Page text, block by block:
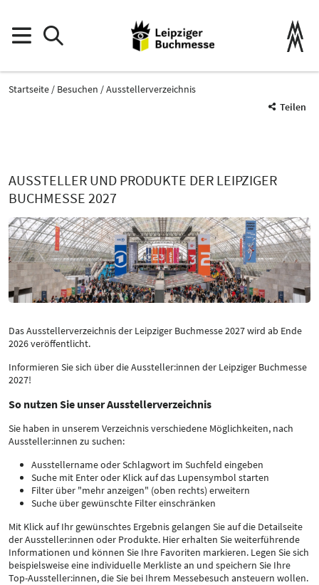
Startseite Besuchen
Ausstellerverzeichnis
Teilen
AUSSTELLER UND PRODUKTE DER LEIPZIGER
BUCHMESSE 2027
Das Ausstellerverzeichnis der Leipziger Buchmesse 2027 wird ab Ende
2026 veröffentlicht.
Informieren Sie sich über die Aussteller:innen der Leipziger Buchmesse
2027!
So nutzen Sie unser Ausstellerverzeichnis
Sie haben in unserem Verzeichnis verschiedene Möglichkeiten, nach
Aussteller:innen zu suchen:
Ausstellername oder Schlagwort im Suchfeld eingeben
Suche mit Enter oder Klick auf das Lupensymbol starten
Filter über "mehr anzeigen" (oben rechts) erweitern
Suche über gewünschte Filter einschränken
Mit Klick auf Ihr gewünschtes Ergebnis gelangen Sie auf die Detailseite
der Aussteller:innen oder Produkte. Hier erhalten Sie weiterführende
Informationen und können Sie Ihre Favoriten markieren. Legen Sie sich
beispielsweise eine individuelle Merkliste an und speichern Sie Ihre
Top-Aussteller:innen, die Sie bei Ihrem Messebesuch ansteuern wollen.